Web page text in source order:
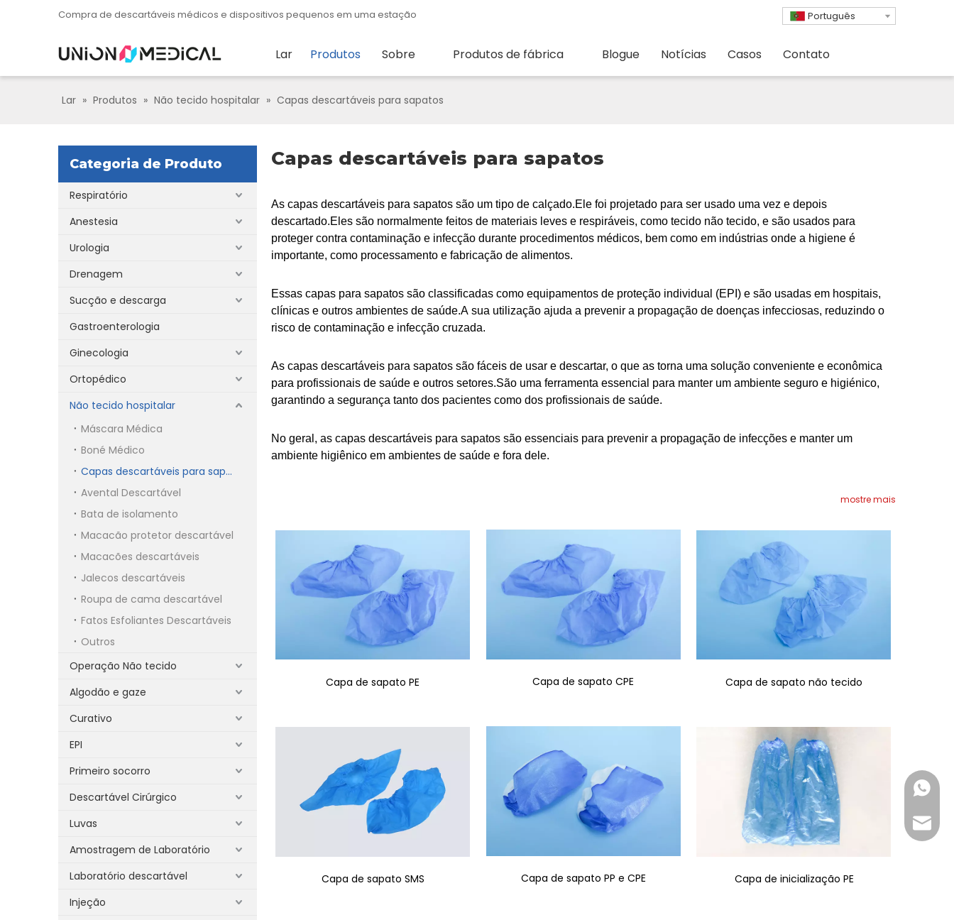
Compra de descartáveis ​​​​médicos e dispositivos pequenos em uma estação Português
Lar Produtos Sobre Produtos de fábrica Blogue Notícias Casos Contato
Lar » Produtos » Não tecido hospitalar » Capas descartáveis ​​para sapatos
Categoria de Produto
Respiratório
Anestesia
Urologia
Drenagem
Sucção e descarga
Gastroenterologia
Ginecologia
Ortopédico
Não tecido hospitalar
Máscara Médica
Boné Médico
Capas descartáveis ​​para sapatos
Avental Descartável
Bata de isolamento
Macacão protetor descartável
Macacões descartáveis
Jalecos descartáveis
Roupa de cama descartável
Fatos Esfoliantes Descartáveis
Outros
Operação Não tecido
Algodão e gaze
Curativo
EPI
Primeiro socorro
Descartável Cirúrgico
Luvas
Amostragem de Laboratório
Laboratório descartável
Injeção
Capas descartáveis ​​para sapatos
As capas descartáveis ​​para sapatos são um tipo de calçado.Ele foi projetado para ser usado uma vez e depois
descartado.Eles são normalmente feitos de materiais leves e respiráveis, como tecido não tecido, e são usados ​​para
proteger contra contaminação e infecção durante procedimentos médicos, bem como em indústrias onde a higiene é
importante, como processamento e fabricação de alimentos.
Essas capas para sapatos são classificadas como equipamentos de proteção individual (EPI) e são usadas em hospitais,
clínicas e outros ambientes de saúde.A sua utilização ajuda a prevenir a propagação de doenças infecciosas, reduzindo o
risco de contaminação e infecção cruzada.
As capas descartáveis ​​para sapatos são fáceis de usar e descartar, o que as torna uma solução conveniente e econômica
para profissionais de saúde e outros setores.São uma ferramenta essencial para manter um ambiente seguro e higiénico,
garantindo a segurança tanto dos pacientes como dos profissionais de saúde.
No geral, as capas descartáveis ​​para sapatos são essenciais para prevenir a propagação de infecções e manter um
ambiente higiênico em ambientes de saúde e fora dele.
mostre mais
Capa de sapato PE Capa de sapato CPE Capa de sapato não tecido
Capa de sapato SMS Capa de sapato PP e CPE Capa de inicialização PE
+86-